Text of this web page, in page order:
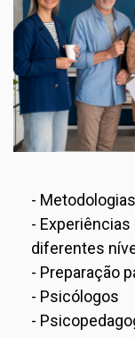
-
-
diferentes
- Preparação
- Psicólogos
-